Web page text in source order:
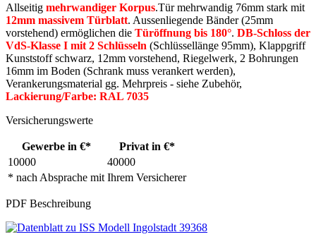
Allseitig mehrwandiger Korpus.Tür mehrwandig 76mm stark mit
12mm massivem Türblatt. Aussenliegende Bänder (25mm
vorstehend) ermöglichen die Türöffnung bis 180°. DB-Schloss der
VdS-Klasse I mit 2 Schlüsseln (Schlüssellänge 95mm), Klappgriff
Kunststoff schwarz, 12mm vorstehend, Riegelwerk, 2 Bohrungen
16mm im Boden (Schrank muss verankert werden),
Verankerungsmaterial gg. Mehrpreis - siehe Zubehör,
Lackierung/Farbe: RAL 7035
Versicherungswerte
Gewerbe in €* Privat in €*
* nach Absprache mit Ihrem Versicherer
10000 40000
PDF Beschreibung